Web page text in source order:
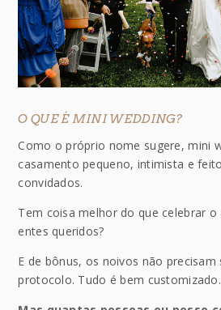
O QUE É MINI WEDDING?
Como o próprio nome sugere, mini
casamento pequeno, intimista e
convidados.
Tem coisa melhor do que celebrar
entes queridos?
E de bônus, os noivos não
protocolo. Tudo é bem customizado.